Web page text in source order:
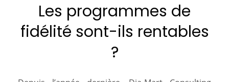
Les programmes de
fidélité sont-ils rentables
?